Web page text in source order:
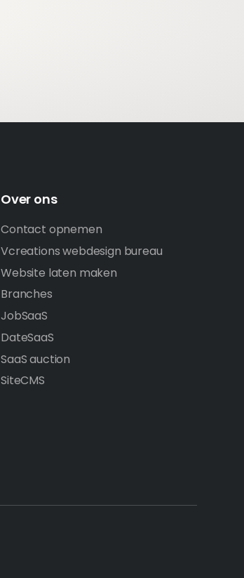
Over ons
Contact opnemen
Vcreations webdesign bureau
Website laten maken
Branches
JobSaaS
DateSaaS
SaaS auction
SiteCMS